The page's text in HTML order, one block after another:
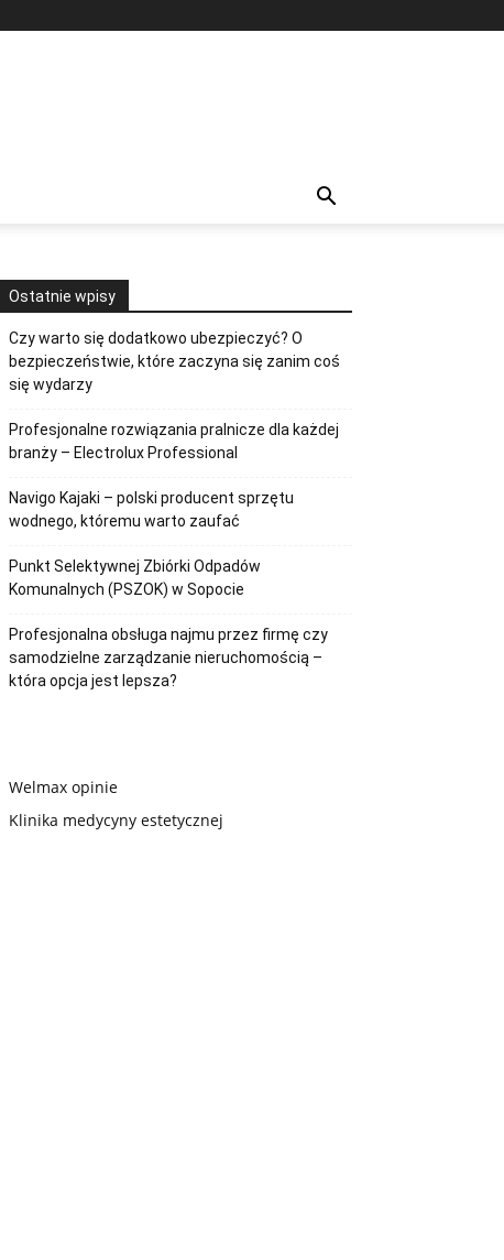
Ostatnie wpisy
Czy warto się dodatkowo ubezpieczyć? O
bezpieczeństwie, które zaczyna się zanim coś
się wydarzy
Profesjonalne rozwiązania pralnicze dla każdej
branży – Electrolux Professional
Navigo Kajaki – polski producent sprzętu
wodnego, któremu warto zaufać
Punkt Selektywnej Zbiórki Odpadów
Komunalnych (PSZOK) w Sopocie
Profesjonalna obsługa najmu przez firmę czy
samodzielne zarządzanie nieruchomością –
która opcja jest lepsza?
Welmax opinie
Klinika medycyny estetycznej